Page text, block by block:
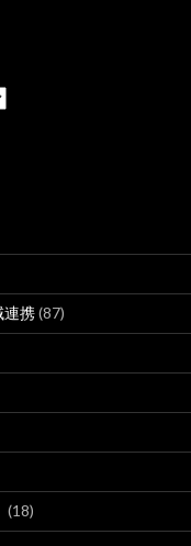
連携(87)
(18)